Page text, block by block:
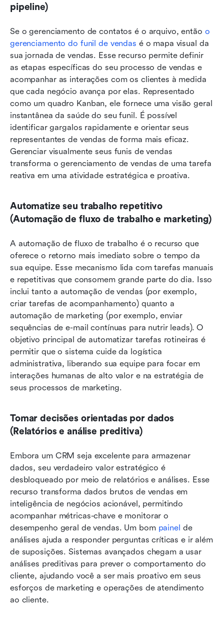
pipeline)
Se o gerenciamento de contatos é o arquivo, então o
gerenciamento do funil de vendas é o mapa visual da
sua jornada de vendas. Esse recurso permite definir
as etapas específicas do seu processo de vendas e
acompanhar as interações com os clientes à medida
que cada negócio avança por elas. Representado
como um quadro Kanban, ele fornece uma visão geral
instantânea da saúde do seu funil. É possível
identificar gargalos rapidamente e orientar seus
representantes de vendas de forma mais eficaz.
Gerenciar visualmente seus funis de vendas
transforma o gerenciamento de vendas de uma tarefa
reativa em uma atividade estratégica e proativa.
Automatize seu trabalho repetitivo
(Automação de fluxo de trabalho e marketing)
A automação de fluxo de trabalho é o recurso que
oferece o retorno mais imediato sobre o tempo da
sua equipe. Esse mecanismo lida com tarefas manuais
e repetitivas que consomem grande parte do dia. Isso
inclui tanto a automação de vendas (por exemplo,
criar tarefas de acompanhamento) quanto a
automação de marketing (por exemplo, enviar
sequências de e-mail contínuas para nutrir leads). O
objetivo principal de automatizar tarefas rotineiras é
permitir que o sistema cuide da logística
administrativa, liberando sua equipe para focar em
interações humanas de alto valor e na estratégia de
seus processos de marketing.
Tomar decisões orientadas por dados
(Relatórios e análise preditiva)
Embora um CRM seja excelente para armazenar
dados, seu verdadeiro valor estratégico é
desbloqueado por meio de relatórios e análises. Esse
recurso transforma dados brutos de vendas em
inteligência de negócios acionável, permitindo
acompanhar métricas-chave e monitorar o
desempenho geral de vendas. Um bom painel de
análises ajuda a responder perguntas críticas e ir além
de suposições. Sistemas avançados chegam a usar
análises preditivas para prever o comportamento do
cliente, ajudando você a ser mais proativo em seus
esforços de marketing e operações de atendimento
ao cliente.